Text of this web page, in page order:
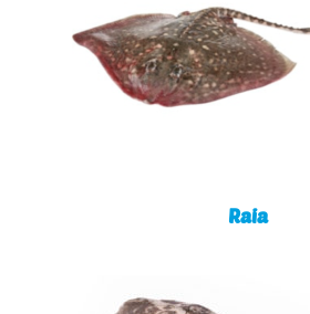
Raia
Raia